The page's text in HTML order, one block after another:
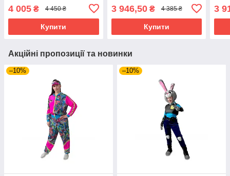
4 005 ₴ 4 450 ₴
Купити
3 946,50₴ 4 385 ₴
Купити
3
Акційні пропозиції та новинки
–10% –10%